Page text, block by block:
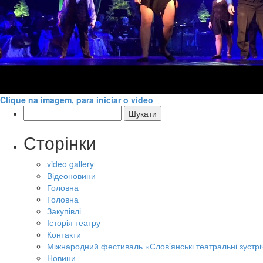
Clique na imagem, para iniciar o vídeo
Сторінки
video gallery
Відеоновини
Головна
Головна
Закупівлі
Історія театру
Контакти
Міжнародний фестиваль «Слов’янські театральні
Новини